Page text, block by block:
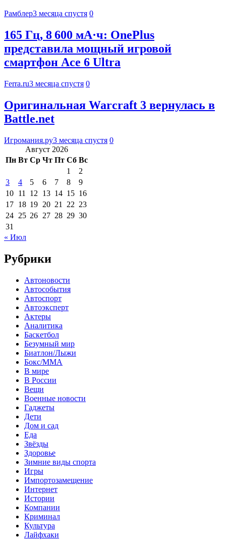
Рамблер3 месяца спустя 0
165 Гц, 8 600 мА·ч: OnePlus
представила мощный игровой
смартфон Ace 6 Ultra
Ferra.ru3 месяца спустя 0
Оригинальная Warcraft 3 вернулась в
Battle.net
Игромания.ру3 месяца спустя 0
Август 2026
Пн Вт Ср Чт Пт Сб Вс
1
2
3
4 5 6 7 8
9
10 11 12 13 14 15 16
17 18 19 20 21 22 23
24 25 26 27 28 29 30
31
« Июл
Рубрики
Автоновости
Автособытия
Автоспорт
Автоэксперт
Актеры
Аналитика
Баскетбол
Безумный мир
Биатлон/Лыжи
Бокс/MMA
В мире
В России
Вещи
Военные новости
Гаджеты
Дети
Дом и сад
Еда
Звёзды
Здоровье
Зимние виды спорта
Игры
Импортозамещение
Интернет
Истории
Компании
Криминал
Культура
Лайфхаки